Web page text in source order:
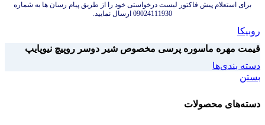
برای استعلام پیش فاکتور لیست درخواستی خود را از طریق پیام رسان ها به شماره
09024111930 ارسال نمایید.
روبیکا
قیمت مهره ماسوره پرسی مخصوص شیر دوسر روپیچ نیوپایپ
دسته بندی‌ها
بستن
دسته‌های محصولات